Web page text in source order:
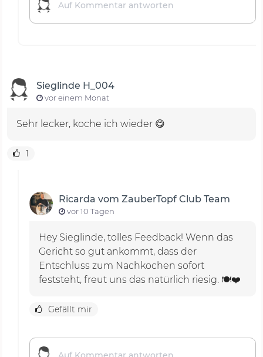
Sieglinde H_004
vor einem Monat
Sehr lecker, koche ich wieder 😋
1
Ricarda vom ZauberTopf Club Team
vor 10 Tagen
Hey Sieglinde, tolles Feedback! Wenn das
Gericht so gut ankommt, dass der
Entschluss zum Nachkochen sofort
feststeht, freut uns das natürlich riesig. 🍽️❤️
Gefällt mir